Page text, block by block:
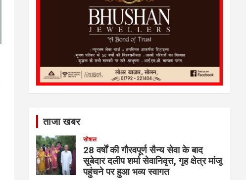
ताजा खबर
सोशल
28 वर्षों की गौरवपूर्ण सैन्य सेवा के बाद
सूबेदार दलीप शर्मा सेवानिवृत्त, गृह क्षेत्र मांजू
पहुंचने पर हुआ भव्य स्वागत